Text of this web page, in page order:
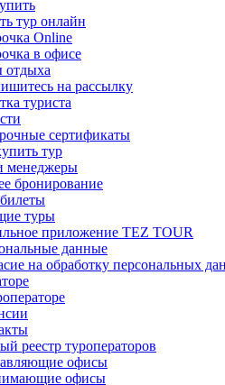
тур онлайн
Online
в офисе
на рассылку
туриста
сертификаты
тур
менеджеры
бронирование
туры
приложение TEZ TOUR
данные
на обработку персональных
реестр туроператоров
офисы
офисы